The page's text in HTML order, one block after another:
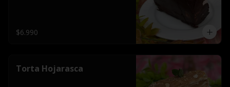
$6.990
Torta Hojarasca